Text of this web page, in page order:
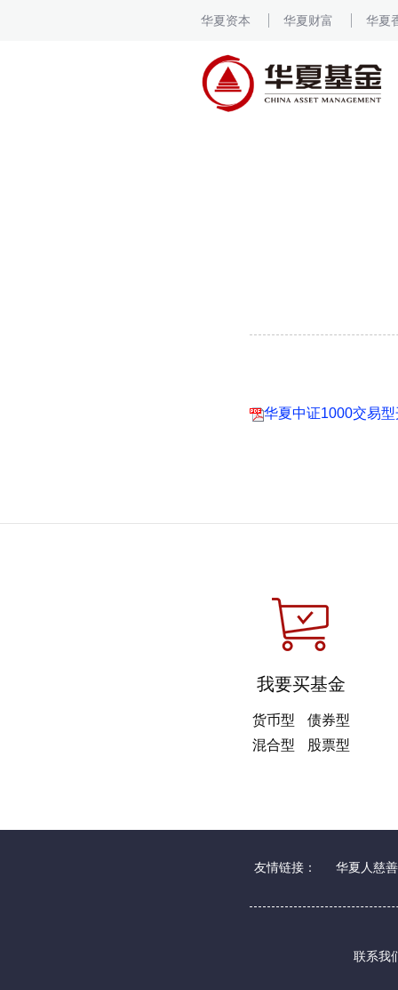
华夏资本 华夏财富 华夏
华夏中证1000交易
我要买基金
货币型
债券型
混合型
股票型
友情链接： 华夏人慈
联系我